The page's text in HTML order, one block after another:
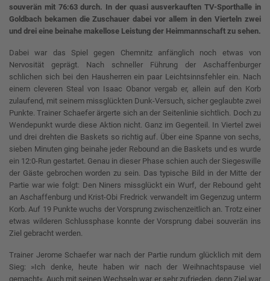
sou­ve­rän mit 76:63 durch. In der quasi ausverkauften TV-Sporthalle in
Goldbach bekamen die Zuschauer dabei vor allem in den Vierteln zwei
und drei eine beinahe makellose Leistung der Heimmannschaft zu sehen.
Dabei war das Spiel gegen Chemnitz anfänglich noch etwas von
Nervosität geprägt. Nach schneller Führung der Aschaffenburger
schlichen sich bei den Hausherren ein paar Leichtsinnsfehler ein. Nach
einem cleveren Steal von Isaac Obanor vergab er, allein auf den Korb
zulaufend, mit seinem missglückten Dunk-Versuch, sicher geglaubte zwei
Punkte. Trainer Schaefer ärgerte sich an der Seitenlinie sichtlich. Doch zu
Wendepunkt wurde diese Aktion nicht. Ganz im Gegenteil. In Viertel zwei
und drei drehten die Baskets so richtig auf. Über eine Spanne von sechs,
sieben Minuten ging beinahe jeder Rebound an die Baskets und es wurde
ein 12:0-Run gestartet. Genau in dieser Phase schien auch der Siegeswille
der Gäste gebrochen worden zu sein. Das typische Bild in der Mitte der
Partie war wie folgt: Den Niners missglückt ein Wurf, der Rebound geht
an Aschaffenburg und Krist-Obi Fredrick verwandelt im Gegenzug unterm
Korb. Auf 19 Punkte wuchs der Vorsprung zwischenzeitlich an. Trotz einer
etwas wilderen Schlussphase konnte der Vorsprung dabei souverän ins
Ziel gebracht werden.
Trainer Jerome Schaefer war nach der Partie rundum glücklich mit dem
Sieg: »Ich denke, heute haben wir nach der Weihnachtspause viel
gemacht«. Auch mit seinen Wechseln war er sehr zufrieden, denn Ziel war